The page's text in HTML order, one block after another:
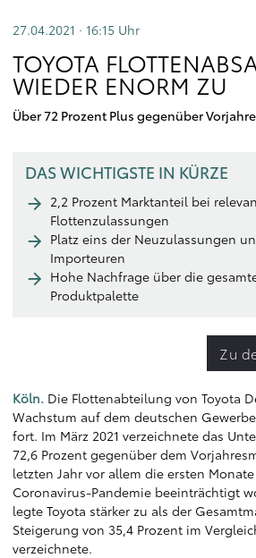
27.04.2021 · 16:15 Uhr
TOYOTA
WIEDER ENORM ZU
Über 72 Prozent Plus gegenüber
DAS WICHTIGSTE IN KÜRZE
2,2 Prozent Marktanteil bei
Flottenzulassungen
Platz eins der Neuzulassungen
Importeuren
Hohe Nachfrage über die
Produktpalette
Köln. Die Flottenabteilung von Toyota
Wachstum auf dem deutschen
fort. Im März 2021 verzeichnete das
72,6 Prozent gegenüber dem
letzten Jahr vor allem die ersten
Coronavirus-Pandemie beeinträchtigt
legte Toyota stärker zu als der
Steigerung von 35,4 Prozent im
verzeichnete.